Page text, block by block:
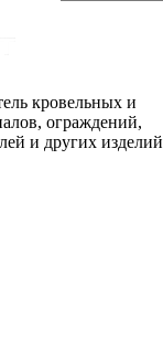
кровельных и
ограждений,
и других изделий